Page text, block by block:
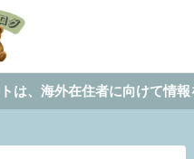
在住者に向けて情報を発信し